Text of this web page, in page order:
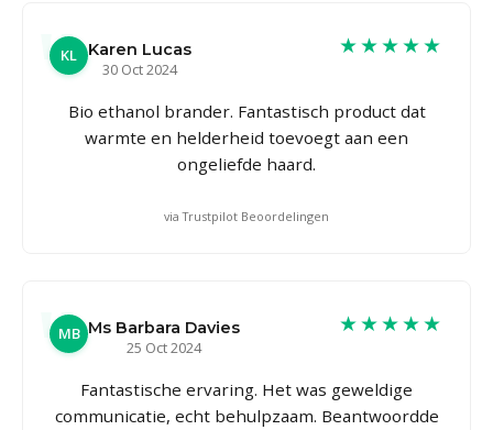
KL
Karen Lucas
30 Oct 2024
★★★★★
Bio ethanol brander. Fantastisch product dat
warmte en helderheid toevoegt aan een
ongeliefde haard.
via Trustpilot Beoordelingen
MB Ms Barbara Davies
25 Oct 2024
★★★★★
Fantastische ervaring. Het was geweldige
communicatie, echt behulpzaam. Beantwoordde